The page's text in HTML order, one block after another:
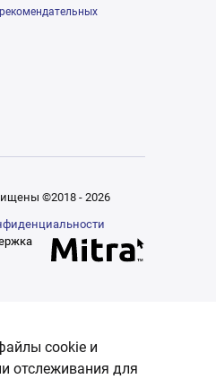
©2018 - 2026
cookie и
отслеживания для